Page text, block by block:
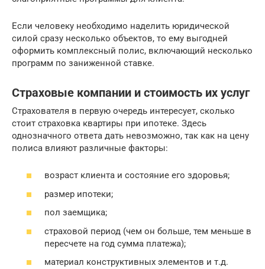
Если человеку необходимо наделить юридической
силой сразу несколько объектов, то ему выгодней
оформить комплексный полис, включающий несколько
программ по заниженной ставке.
Страховые компании и стоимость их услуг
Страхователя в первую очередь интересует, сколько
стоит страховка квартиры при ипотеке. Здесь
однозначного ответа дать невозможно, так как на цену
полиса влияют различные факторы:
возраст клиента и состояние его здоровья;
размер ипотеки;
пол заемщика;
страховой период (чем он больше, тем меньше в
пересчете на год сумма платежа);
материал конструктивных элементов и т.д.